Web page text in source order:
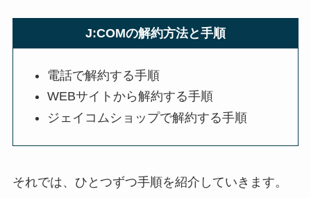
J:COMの解約方法と手順
電話で解約する手順
WEBサイトから解約する手順
ジェイコムショップで解約する手順
それでは、ひとつずつ手順を紹介していきます。